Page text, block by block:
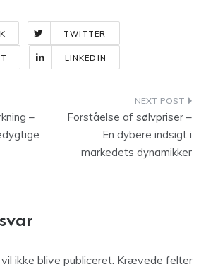
TWITTER
LINKEDIN
–
Forståelse af sølvpriser –
En dybere indsigt i
markedets dynamikker
ikke blive publiceret. Krævede felter